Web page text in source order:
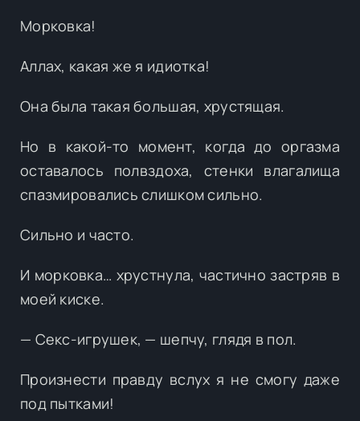
Морковка!
Аллах, какая же я идиотка!
Она была такая большая, хрустящая.
Но в какой-то момент, когда до оргазма
оставалось полвздоха, стенки влагалища
спазмировались слишком сильно.
Сильно и часто.
И морковка… хрустнула, частично застряв в
моей киске.
— Секс-игрушек, — шепчу, глядя в пол.
Произнести правду вслух я не смогу даже
под пытками!